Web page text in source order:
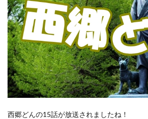
西郷どんの15話が放送されましたね！